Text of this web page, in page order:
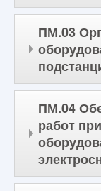
ПМ.03
ПМ.04
работ